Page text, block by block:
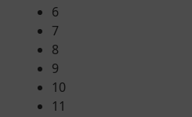
6
7
8
9
10
11